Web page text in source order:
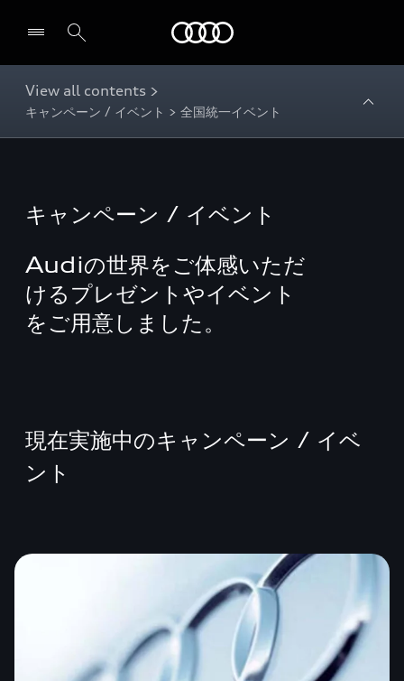
View all contents >
キャンペーン / イベント > 全国統一イベント
キャンペーン / イベント
Audiの世界をご体感いただ
けるプレゼントやイベント
をご用意しました。
現在実施中のキャンペーン / イベ
ント